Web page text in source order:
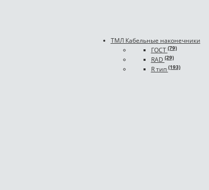
ТМЛ Кабельные наконечники
ГОСТ(79)
RAD(29)
R тип(193)